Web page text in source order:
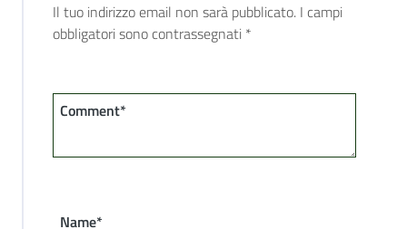
Il tuo indirizzo email non sarà pubblicato. I campi
obbligatori sono contrassegnati *
Comment*
Name*